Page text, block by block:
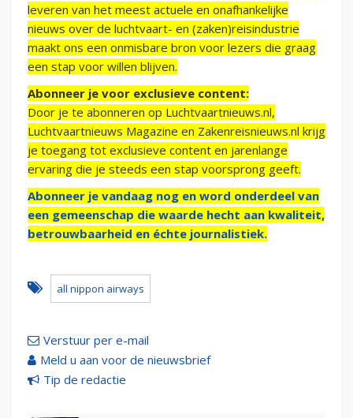
leveren van het meest actuele en onafhankelijke
nieuws over de luchtvaart- en (zaken)reisindustrie
maakt ons een onmisbare bron voor lezers die graag
een stap voor willen blijven.
Abonneer je voor exclusieve content:
Door je te abonneren op Luchtvaartnieuws.nl,
Luchtvaartnieuws Magazine en Zakenreisnieuws.nl krijg
je toegang tot exclusieve content en jarenlange
ervaring die je steeds een stap voorsprong geeft.
Abonneer je vandaag nog en word onderdeel van
een gemeenschap die waarde hecht aan kwaliteit,
betrouwbaarheid en échte journalistiek.
all nippon airways
Verstuur per e-mail
Meld u aan voor de nieuwsbrief
Tip de redactie